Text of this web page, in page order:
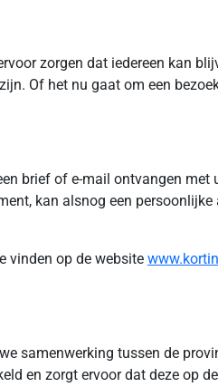
zorgen dat iedereen kan
Of het nu gaat om een
brief of e-mail ontvangen
kan alsnog een
vinden op de website
samenwerking tussen de
en zorgt ervoor dat deze